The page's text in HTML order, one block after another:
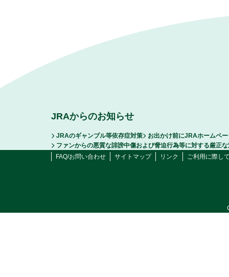
JRAからのお知らせ
JRAのギャンブル等依存症対策
お出かけ前にJRAホームペ
ファンからの悪質な誹謗中傷および脅迫行為等に対する厳正
FAQ/お問い合わせ
サイトマップ リンク ご利用に際し